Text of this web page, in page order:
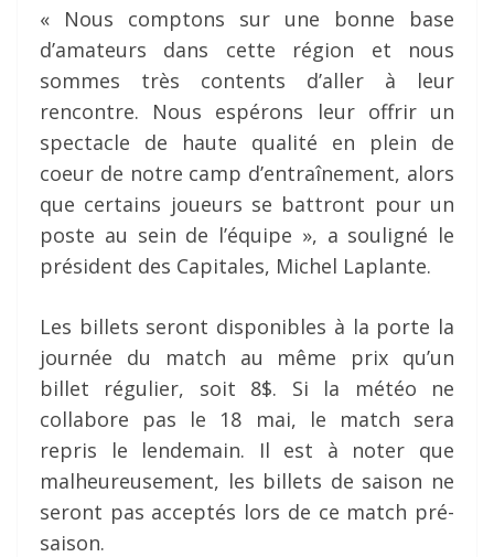
« Nous comptons sur une bonne base
d’amateurs dans cette région et nous
sommes très contents d’aller à leur
rencontre. Nous espérons leur offrir un
spectacle de haute qualité en plein de
coeur de notre camp d’entraînement, alors
que certains joueurs se battront pour un
poste au sein de l’équipe », a souligné le
président des Capitales, Michel Laplante.
Les billets seront disponibles à la porte la
journée du match au même prix qu’un
billet régulier, soit 8$. Si la météo ne
collabore pas le 18 mai, le match sera
repris le lendemain. Il est à noter que
malheureusement, les billets de saison ne
seront pas acceptés lors de ce match pré-
saison.